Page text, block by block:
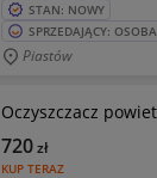
STAN: NOWY
SPRZEDAJĄCY:
Piastów
Oczyszczacz
KUP TERAZ
720zł